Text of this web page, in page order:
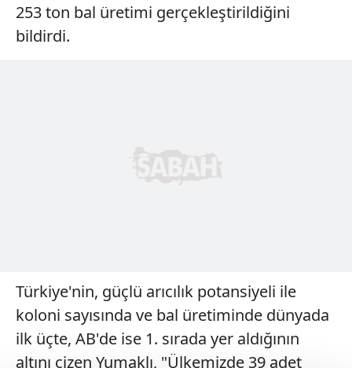
253 ton bal üretimi gerçekleştirildiğini
bildirdi.
Türkiye'nin, güçlü arıcılık potansiyeli ile
koloni sayısında ve bal üretiminde dünyada
ilk üçte, AB'de ise 1. sırada yer aldığının
altını çizen Yumaklı, "Ülkemizde 39 adet